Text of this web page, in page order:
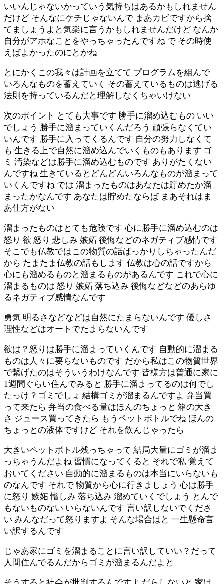
いいんじゃないかっていう気持ちはあるかもしれません
だけど そんなにケチじゃないんで まあカビですから捨
てましょうよと気楽に言うかもしれませんだけど なんか
自分がアホなことをやっちゃったんですね で その時使
えばよかったのにとかね
とにかくこの我々は計画を立てて プログラムを組んで
いろんなものを蓄えていく その蓄えているものは逃げる
法則を持っているんだと理解しなくちゃいけない
次のポイント とても大事です 勝手に溜め込むもの いい
でしょう 勝手に溜まっていくんだろう 頑張らなくてい
いんです 勝手に入ってくるんです 自分の努力しなくて
も 生きる上で自然に溜め込んでいくものもあります ゴ
ミ 汚染などは勝手に溜め込むものです ありがたくない
んですね 生きているとどんどんいろんなものが溜まって
いくんですね では 溜まったものはあなたは貯めたか溜
まったかなんです あなたは貯めたならば まあそれはま
あ仕方がない
溜まったものはとても危険です 心に勝手に溜め込むのは
怒り 欲 怒り 悲しみ 嫉妬 後悔などのネガティブ感情です
そこでも仏教ではこの物質の話ばっかりしちゃったんだ
から たまたま仏教の話もします 仏教は心の話ですから
心にも溜めるものと溜まるものがあるんです これで心に
溜まるものは 怒り 嫉妬 落ち込み 後悔などなどのあらゆ
るネガティブ感情なんです
勇気 明るさなどなどは自然にたまらないんです 優しさ
理性などはオートでたまらないんです
欲は？怒りは勝手に溜まっていくんです 自動的に溜まる
ものは人々に要らないものです だから私はこの物質世界
で繋げたのはそういうわけなんです 皆様方は普通に家に
1週間ぐらい住んでみると 勝手に溜まってるのは何でし
たっけ？ゴミでしょ 結構ゴミが溜まるんですよ 弁当買
って来たら 弁当の食べる量はほんのちょっと 箱の大き
さ ジュース買ってきたら もうペットボトルでね ほんの
ちょっとの液体ですけど それを飲んじゃったら
大きいペットボトル残っちゃって 結局大量にゴミが溜ま
っちゃうんだよね 習慣になってくると それで私 覚えて
おいてください 自動的に溜まるものは本当にいらないも
のなんです それで 物質から心に行きましょう 心は勝手
に怒り 嫉妬 憎しみ 落ち込み 溜めていくでしょう とんで
もないものない いらないんです 言い訳しないでくださ
い みんなだって怒りますよ そんな場合はと 一生懸命言
い訳するんです
じゃあ家にゴミを溜まることに言い訳していい？だって
人間住んでるんだからゴミが溜まるんだよと